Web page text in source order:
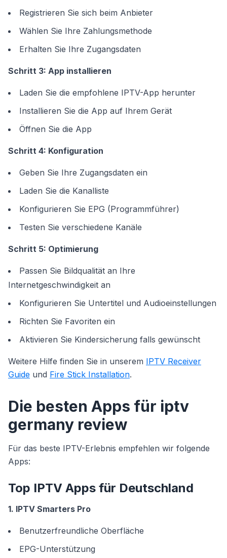
Registrieren Sie sich beim Anbieter
Wählen Sie Ihre Zahlungsmethode
Erhalten Sie Ihre Zugangsdaten
Schritt 3: App installieren
Laden Sie die empfohlene IPTV-App herunter
Installieren Sie die App auf Ihrem Gerät
Öffnen Sie die App
Schritt 4: Konfiguration
Geben Sie Ihre Zugangsdaten ein
Laden Sie die Kanalliste
Konfigurieren Sie EPG (Programmführer)
Testen Sie verschiedene Kanäle
Schritt 5: Optimierung
Passen Sie Bildqualität an Ihre
Internetgeschwindigkeit an
Konfigurieren Sie Untertitel und Audioeinstellungen
Richten Sie Favoriten ein
Aktivieren Sie Kindersicherung falls gewünscht
Weitere Hilfe finden Sie in unserem IPTV Receiver
Guide und Fire Stick Installation.
Die besten Apps für iptv
germany review
Für das beste IPTV-Erlebnis empfehlen wir folgende
Apps:
Top IPTV Apps für Deutschland
1. IPTV Smarters Pro
Benutzerfreundliche Oberfläche
EPG-Unterstützung